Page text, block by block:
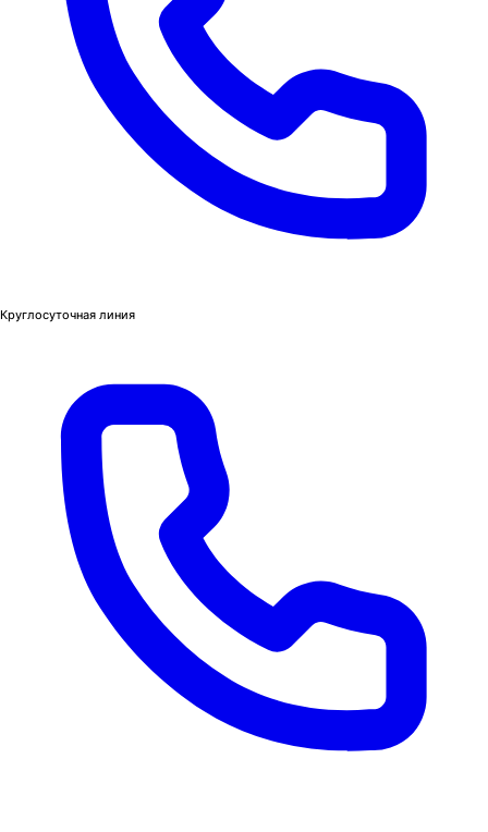
Круглосуточная линия